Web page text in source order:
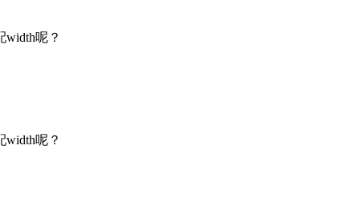
width呢？
width呢？